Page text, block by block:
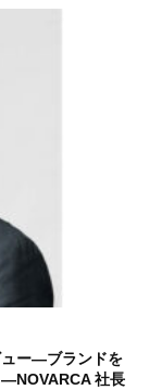
ー―ブランドを
社長